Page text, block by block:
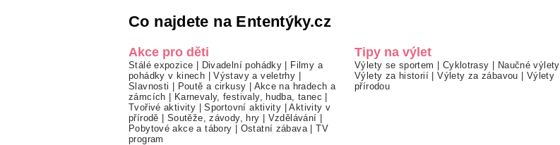
Co najdete na Ententýky.cz
Akce pro děti
Stálé expozice | Divadelní pohádky | Filmy a
pohádky v kinech |Výstavy a veletrhy |
Slavnosti | Poutě a cirkusy | Akce na hradech a
zámcích | Karnevaly, festivaly, hudba, tanec |
Tvořivé aktivity |Sportovní aktivity |Aktivity v
přírodě | Soutěže, závody, hry | Vzdělávání |
Pobytové akce a tábory | Ostatní zábava |TV
program
Tipy na výlet
Výlety se sportem | Cyklotrasy | Naučné výlety
Výlety za historií |Výlety za zábavou | Výlety
přírodou